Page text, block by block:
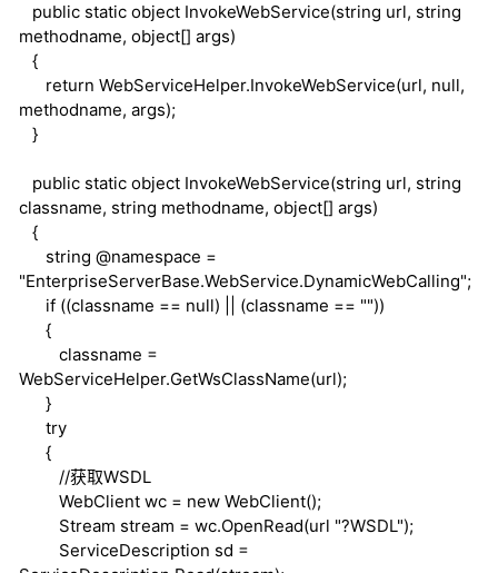
public static object InvokeWebService(string url, string
methodname, object[] args)
{
return WebServiceHelper.InvokeWebService(url, null,
methodname, args);
}
public static object InvokeWebService(string url, string
classname, string methodname, object[] args)
{
string @namespace =
"EnterpriseServerBase.WebService.DynamicWebCalling";
if ((classname == null) || (classname == ""))
{
classname =
WebServiceHelper.GetWsClassName(url);
}
try
{
//获取WSDL
WebClient wc = new WebClient();
Stream stream = wc.OpenRead(url "?WSDL");
ServiceDescription sd =